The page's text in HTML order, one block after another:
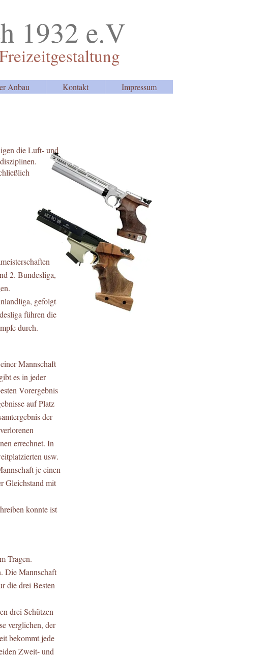
1932 e.V
Anbau Kontakt Impressum
die Luft- und
2. Bundesliga,
gefolgt
führen die
durch.
Mannschaft
es in jeder
Vorergebnis
auf Platz
der
errechnet. In
usw.
je einen
Gleichstand mit
konnte ist
Tragen.
Die Mannschaft
die drei Besten
drei Schützen
verglichen, der
bekommt jede
Zweit- und